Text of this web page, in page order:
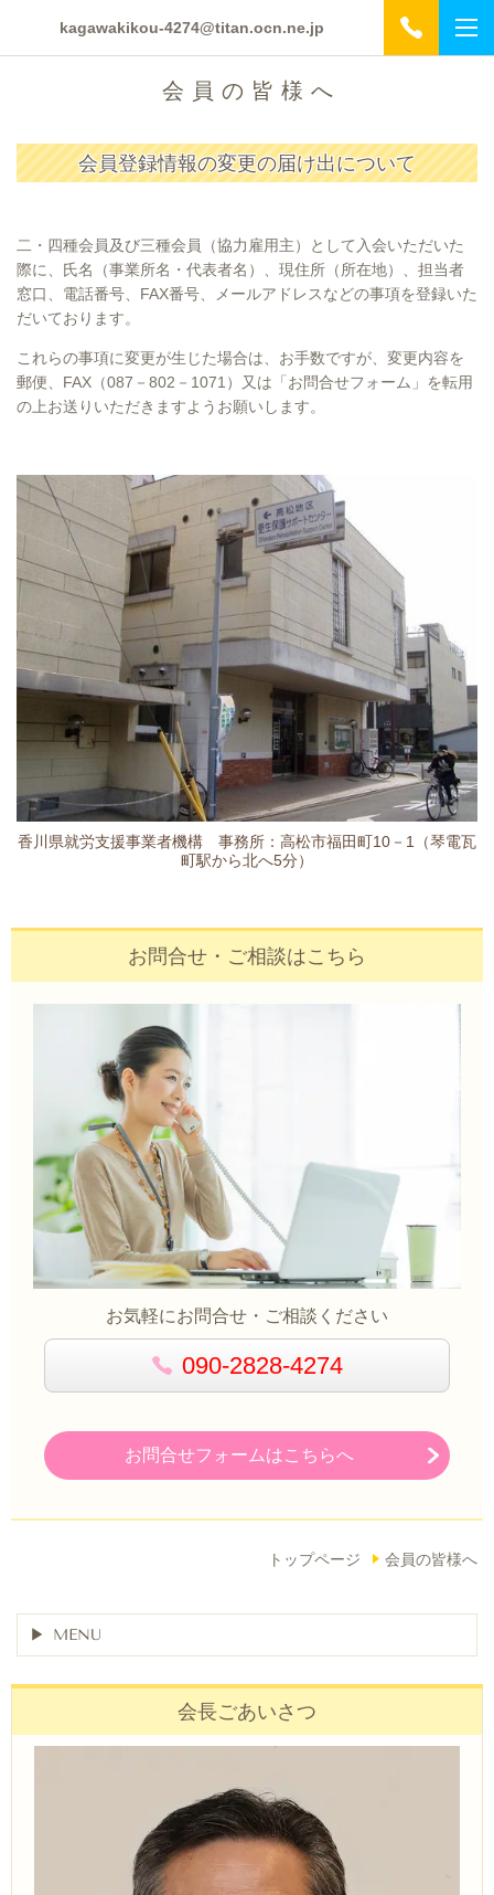
kagawakikou-4274@titan.ocn.ne.jp
会 員 の 皆 様 へ
会員登録情報の変更の届け出について
二・四種会員及び三種会員（協力雇用主）として入会いただいた
際に、氏名（事業所名・代表者名）、現住所（所在地）、担当者
窓口、電話番号、FAX番号、メールアドレスなどの事項を登録いた
だいております。
これらの事項に変更が生じた場合は、お手数ですが、変更内容を
郵便、FAX（087－802－1071）又は「お問合せフォーム」を転用
の上お送りいただきますようお願いします。
香川県就労支援事業者機構 事務所：高松市福田町10－1（琴電瓦
町駅から北へ5分）
お問合せ・ご相談はこちら
お気軽にお問合せ・ご相談ください
090-2828-4274
お問合せフォームはこちらへ
トップページ 会員の皆様へ
MENU
会長ごあいさつ